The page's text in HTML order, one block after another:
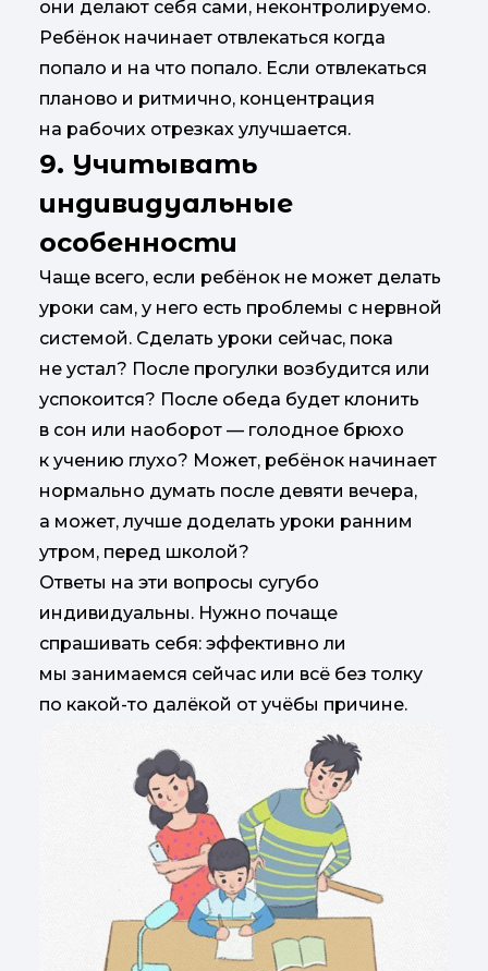
они делают себя сами, неконтролируемо.
Ребёнок начинает отвлекаться когда
попало и на что попало. Если отвлекаться
планово и ритмично, концентрация
на рабочих отрезках улучшается.
9. Учитывать
индивидуальные
особенности
Чаще всего, если ребёнок не может делать
уроки сам, у него есть проблемы с нервной
системой. Сделать уроки сейчас, пока
не устал? После прогулки возбудится или
успокоится? После обеда будет клонить
в сон или наоборот — голодное брюхо
к учению глухо? Может, ребёнок начинает
нормально думать после девяти вечера,
а может, лучше доделать уроки ранним
утром, перед школой?
Ответы на эти вопросы сугубо
индивидуальны. Нужно почаще
спрашивать себя: эффективно ли
мы занимаемся сейчас или всё без толку
по какой-то далёкой от учёбы причине.